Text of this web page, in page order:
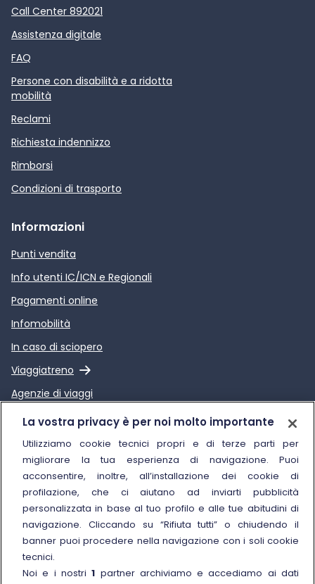
Call Center 892021
Assistenza digitale
FAQ
Persone con disabilità e a ridotta
mobilità
Reclami
Richiesta indennizzo
Rimborsi
Condizioni di trasporto
Informazioni
Punti vendita
Info utenti IC/ICN e Regionali
Pagamenti online
Infomobilità
In caso di sciopero
Viaggiatreno
Link esterno
Agenzie di viaggi
Relazione sulla Qualità dei
servizi di Trenitalia
Link esterno
Trenitalia
Chi siamo
Sostenibilità
Trenitalia for Business
La vostra privacy è per noi molto importante
Utilizziamo cookie tecnici propri e di terze parti per
migliorare la tua esperienza di navigazione. Puoi
acconsentire, inoltre, all’installazione dei cookie di
profilazione, che ci aiutano ad inviarti pubblicità
personalizzata in base al tuo profilo e alle tue abitudini di
navigazione. Cliccando su “Rifiuta tutti” o chiudendo il
banner puoi procedere nella navigazione con i soli cookie
tecnici.
Noi e i nostri1 partner archiviamo e accediamo ai dati